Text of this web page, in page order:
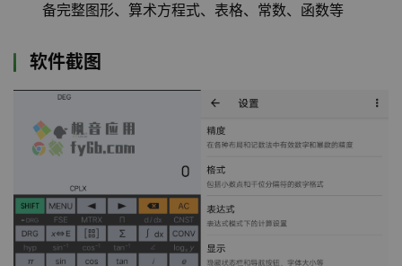
备完整图形、算术方程式、表格、常数、函数等
软件截图